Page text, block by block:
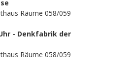
Räume 058/059
- Denkfabrik der
Räume 058/059